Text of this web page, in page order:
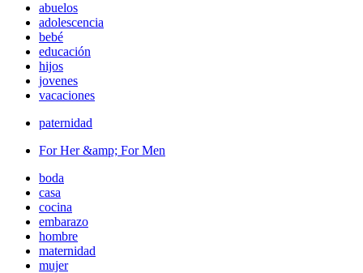
abuelos
adolescencia
bebé
educación
hijos
jovenes
vacaciones
paternidad
For Her &amp; For Men
boda
casa
cocina
embarazo
hombre
maternidad
mujer